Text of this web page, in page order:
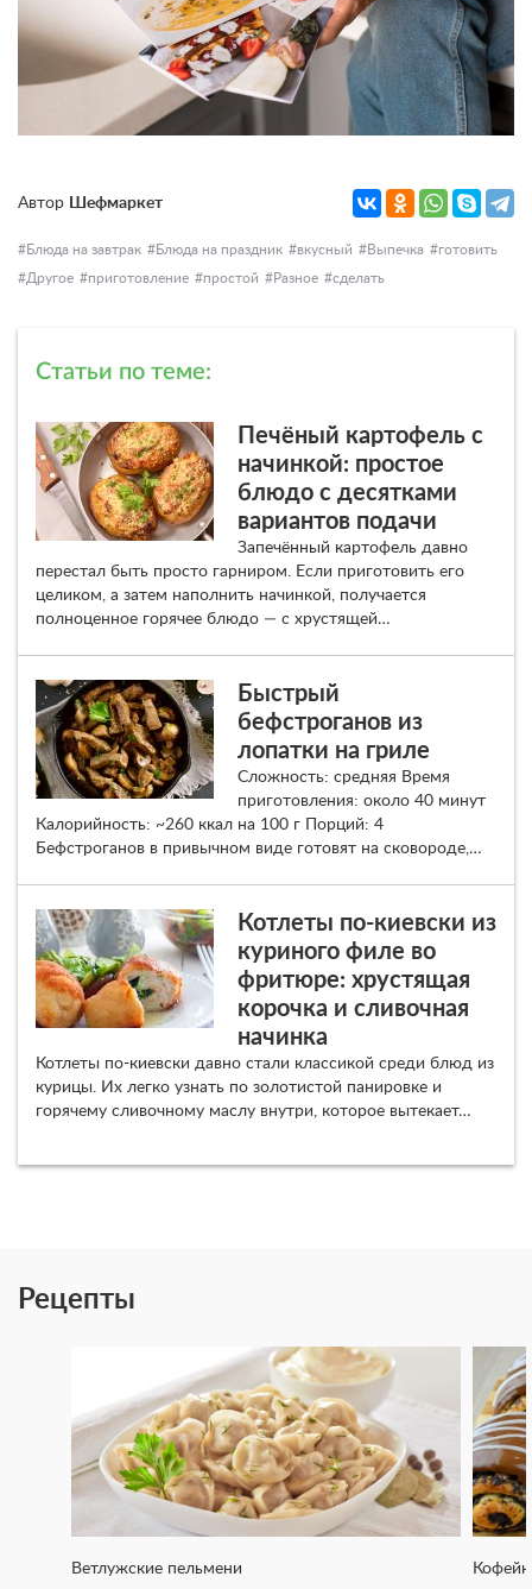
Автор Шефмаркет
Блюда на завтрак Блюда на праздник вкусный Выпечка
готовить
Другое
приготовление простой Разное сделать
Статьи по теме:
Печёный картофель с
начинкой: простое
блюдо с десятками
вариантов подачи
Запечённый картофель давно
перестал быть просто гарниром. Если приготовить его
целиком, а затем наполнить начинкой, получается
полноценное горячее блюдо — с хрустящей…
Быстрый
бефстроганов из
лопатки на гриле
Сложность: средняя Время
приготовления: около 40 минут
Калорийность: ~260 ккал на 100 г Порций: 4
Бефстроганов в привычном виде готовят на сковороде,…
Котлеты по-киевски из
куриного филе во
фритюре: хрустящая
корочка и сливочная
начинка
Котлеты по-киевски давно стали классикой среди блюд из
курицы. Их легко узнать по золотистой панировке и
горячему сливочному маслу внутри, которое вытекает…
Рецепты
Ветлужские пельмени